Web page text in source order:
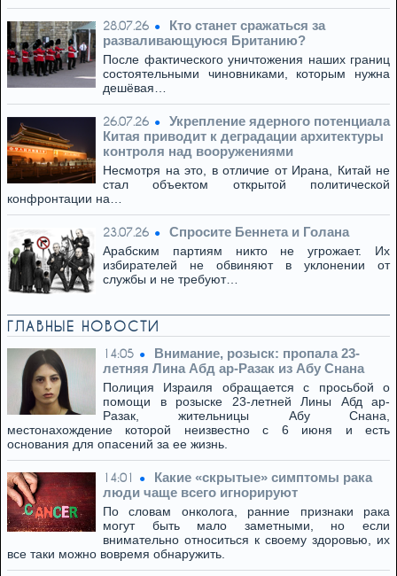
28.07.26
Кто станет сражаться за
разваливающуюся Британию?
После фактического уничтожения наших границ
состоятельными чиновниками, которым нужна
дешёвая…
26.07.26
Укрепление ядерного потенциала
Китая приводит к деградации архитектуры
контроля над вооружениями
Несмотря на это, в отличие от Ирана, Китай не
стал объектом открытой политической
конфронтации на…
23.07.26 Спросите Беннета и Голана
Арабским партиям никто не угрожает. Их
избирателей не обвиняют в уклонении от
службы и не требуют…
ГЛАВНЫЕ НОВОСТИ
14:05
Внимание, розыск: пропала 23-
летняя Лина Абд ар-Разак из Абу Снана
Полиция Израиля обращается с просьбой о
помощи в розыске 23-летней Лины Абд ар-
Разак, жительницы Абу Снана,
местонахождение которой неизвестно с 6 июня и есть
основания для опасений за ее жизнь.
14:01
Какие «скрытые» симптомы рака
люди чаще всего игнорируют
По словам онколога, ранние признаки рака
могут быть мало заметными, но если
внимательно относиться к своему здоровью, их
все таки можно вовремя обнаружить.